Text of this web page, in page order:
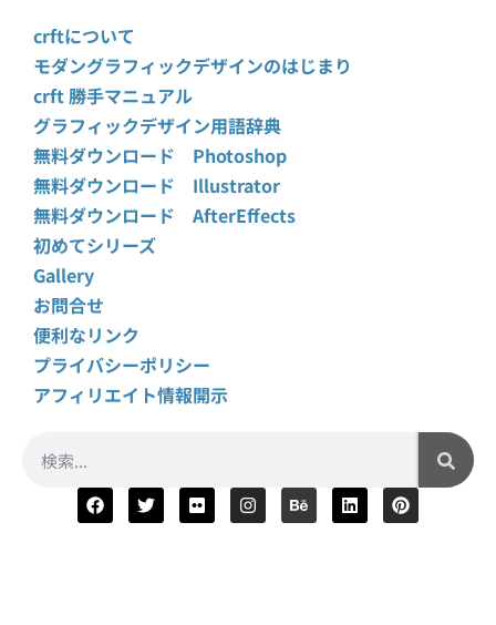
crftについて
モダングラフィックデザインのはじまり
crft 勝手マニュアル
グラフィックデザイン用語辞典
無料ダウンロード Photoshop
無料ダウンロード Illustrator
無料ダウンロード AfterEffects
初めてシリーズ
Gallery
お問合せ
便利なリンク
プライバシーポリシー
アフィリエイト情報開示